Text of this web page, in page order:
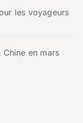
les voyageurs
en mars